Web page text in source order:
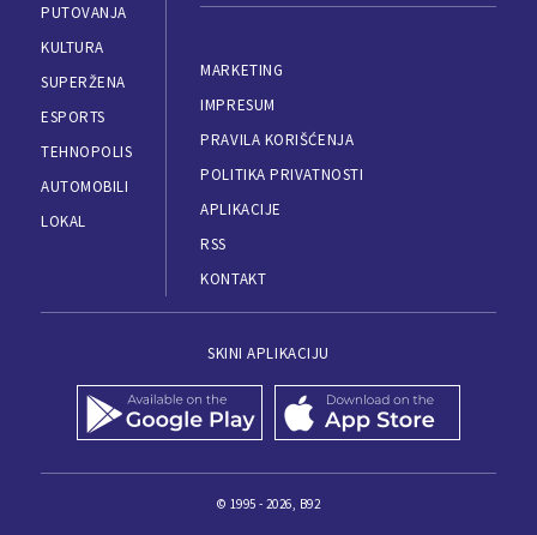
PUTOVANJA
KULTURA
SUPERŽENA
ESPORTS
TEHNOPOLIS
AUTOMOBILI
LOKAL
MARKETING
IMPRESUM
PRAVILA KORIŠĆENJA
POLITIKA PRIVATNOSTI
APLIKACIJE
RSS
KONTAKT
SKINI APLIKACIJU
© 1995 - 2026, B92